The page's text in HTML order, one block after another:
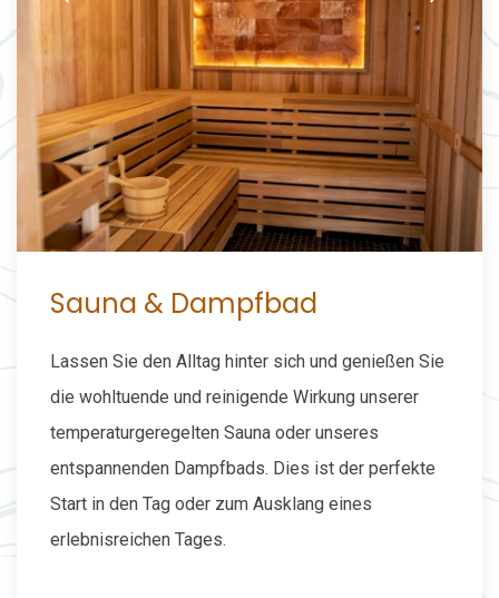
Sauna & Dampfbad
Lassen Sie den Alltag hinter sich und genießen Sie
die wohltuende und reinigende Wirkung unserer
temperaturgeregelten Sauna oder unseres
entspannenden Dampfbads. Dies ist der perfekte
Start in den Tag oder zum Ausklang eines
erlebnisreichen Tages.